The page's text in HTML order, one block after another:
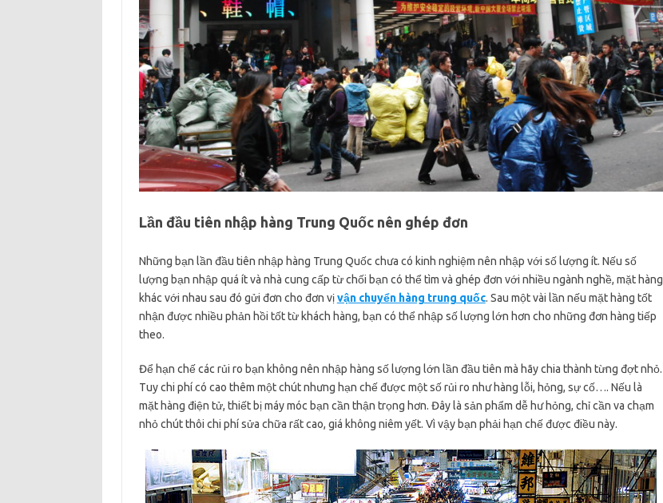
Lần đầu tiên nhập hàng Trung Quốc nên ghép đơn
Những bạn lần đầu tiên nhập hàng Trung Quốc chưa có kinh nghiệm nên nhập với số lượng ít. Nếu số
lượng bạn nhập quá ít và nhà cung cấp từ chối bạn có thể tìm và ghép đơn với nhiều ngành nghề, mặt hàng
khác với nhau sau đó gửi đơn cho đơn vịvận chuyển hàng trung quốc. Sau một vài lần nếu mặt hàng tốt
nhận được nhiều phản hồi tốt từ khách hàng, bạn có thể nhập số lượng lớn hơn cho những đơn hàng tiếp
theo.
Để hạn chế các rủi ro bạn không nên nhập hàng số lượng lớn lần đầu tiên mà hãy chia thành từng đợt nhỏ.
Tuy chi phí có cao thêm một chút nhưng hạn chế được một số rủi ro như hàng lỗi, hỏng, sự cố…. Nếu là
mặt hàng điện tử, thiết bị máy móc bạn cần thận trọng hơn. Đây là sản phẩm dễ hư hỏng, chỉ cần va chạm
nhỏ chút thôi chi phí sửa chữa rất cao, giá không niêm yết. Vì vậy bạn phải hạn chế được điều này.